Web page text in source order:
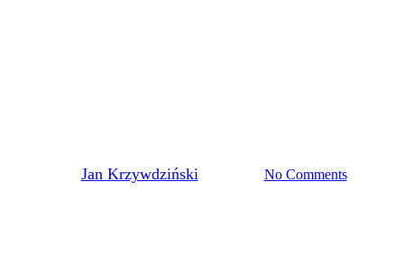
Jan Krzywdziński No Comments